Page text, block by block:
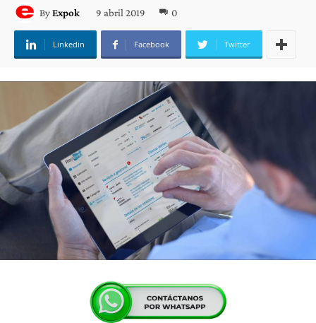
ByExpok 9 abril 2019 0
Linkedin Facebook Twitter